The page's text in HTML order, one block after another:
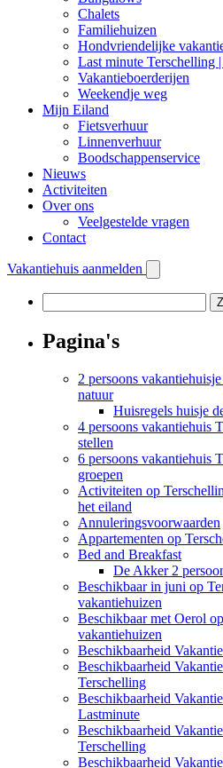
Chalets
Familiehuizen
Hondvriendelijke
Last minute Terschelling
Vakantieboerderijen
Weekendje weg
Mijn Eiland
Fietsverhuur
Linnenverhuur
Boodschappenservice
Nieuws
Activiteiten
Over ons
Veelgestelde vragen
Contact
Vakantiehuis aanmelden
naar:
Pagina's
2 persoons
natuur
Huisregels huisje
4 persoons vakantiehuis
stellen
6 persoons vakantiehuis
groepen
Activiteiten op
het eiland
Annuleringsvoorwaarden
Appartementen op
Bed and Breakfast
De Akker 2
Beschikbaar in juni op
vakantiehuizen
Beschikbaar met Oerol
vakantiehuizen
Beschikbaarheid
Beschikbaarheid
Terschelling
Beschikbaarheid
Lastminute
Beschikbaarheid
Terschelling
Beschikbaarheid